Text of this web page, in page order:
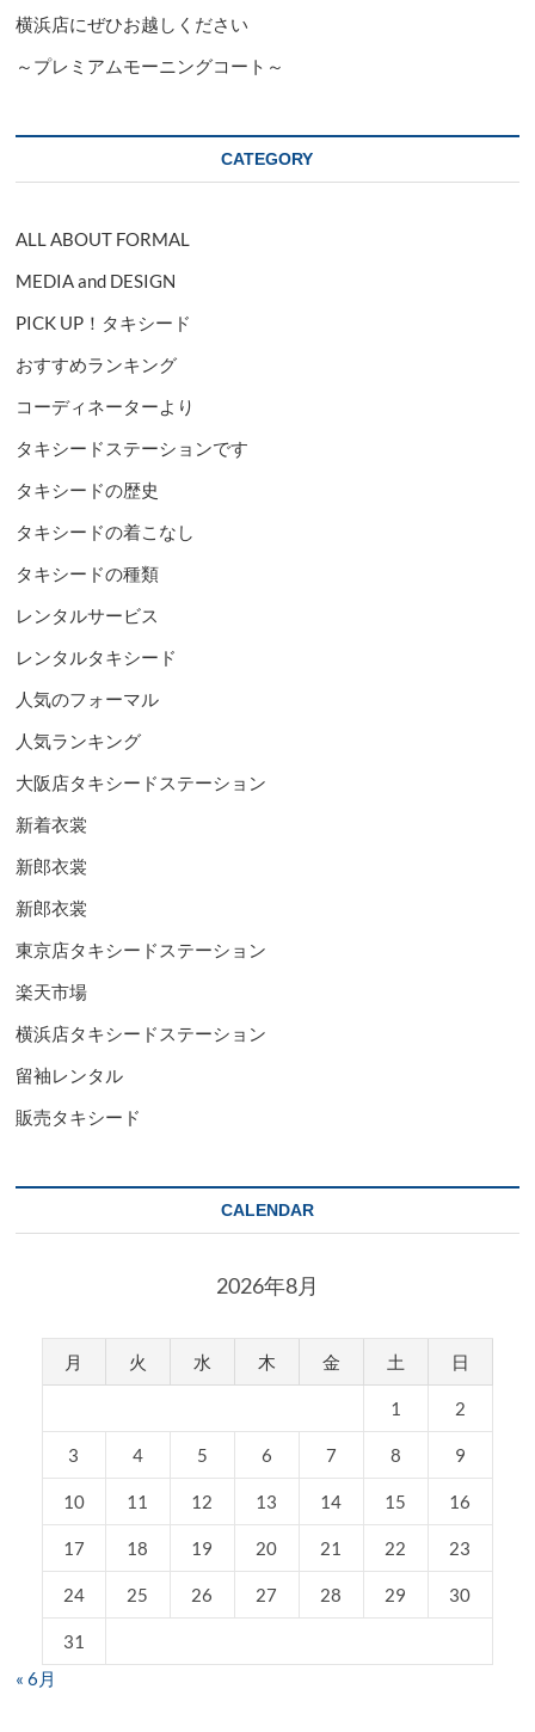
タ
シ
横浜店にぜひお越しください
～プレミアムモーニングコート～
CATEGORY
ALL ABOUT FORMAL
MEDIA and DESIGN
PICK UP！タキシード
おすすめランキング
コーディネーターより
タキシードステーションです
タキシードの歴史
タキシードの着こなし
タキシードの種類
レンタルサービス
レンタルタキシード
人気のフォーマル
人気ランキング
大阪店タキシードステーション
新着衣裳
新郎衣裳
新郎衣裳
東京店タキシードステーション
楽天市場
横浜店タキシードステーション
留袖レンタル
販売タキシード
CALENDAR
2026年8月
月 火 水 木 金 土 日
1 2
3 4 5 6 7 8 9
10 11 12 13 14 15 16
17 18 19 20 21 22 23
24 25 26 27 28 29 30
31
« 6月